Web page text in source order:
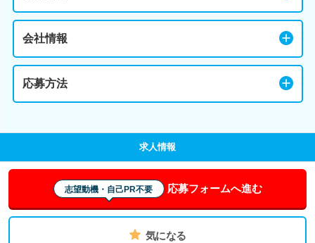
会社情報
応募方法
求人情報
志望動機・自己PR不要 応募フォームへ進む
気になる